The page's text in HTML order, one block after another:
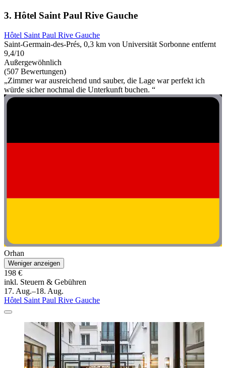
3. Hôtel Saint Paul Rive Gauche
Hôtel Saint Paul Rive Gauche
Saint-Germain-des-Prés, 0,3 km von Universität Sorbonne entfernt
9,4/10
Außergewöhnlich
(507 Bewertungen)
„Zimmer war ausreichend und sauber, die Lage war perfekt ich
würde sicher nochmal die Unterkunft buchen. “
Orhan
Weniger anzeigen
198 €
inkl. Steuern & Gebühren
17. Aug.–18. Aug.
Hôtel Saint Paul Rive Gauche